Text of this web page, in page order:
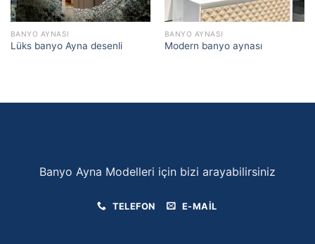
BANYO AYNASI
Lüks banyo Ayna desenli
BANYO AYNASI
Modern banyo aynası
Banyo Ayna Modelleri için bizi arayabilirsiniz
TELEFON E-MAIL